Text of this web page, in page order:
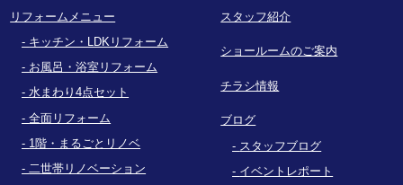
リフォームメニュー
キッチン・LDKリフォーム
お風呂・浴室リフォーム
水まわり4点セット
全面リフォーム
1階・まるごとリノベ
二世帯リノベーション
スタッフ紹介
ショールームのご案内
チラシ情報
ブログ
スタッフブログ
イベントレポート